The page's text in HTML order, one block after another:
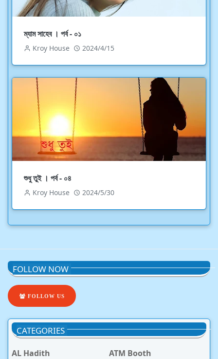
ম্যাম সাহেব । পর্ব - ০১
Kroy House 2024/4/15
শুধু তুই । পর্ব - ০৪
Kroy House 2024/5/30
FOLLOW NOW
FOLLOW US
CATEGORIES
AL Hadith
ATM Booth